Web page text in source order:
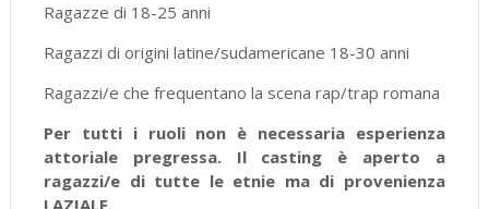
Ragazze di 18-25 anni
Ragazzi di origini latine/sudamericane 18-30 anni
Ragazzi/e che frequentano la scena rap/trap romana
Per tutti i ruoli non è necessaria esperienza
attoriale pregressa. Il casting è aperto a
ragazzi/e di tutte le etnie ma di provenienza